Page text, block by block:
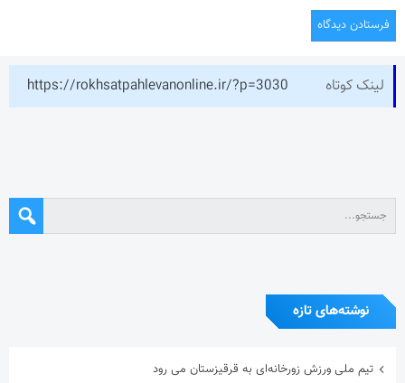
لینک کوتاه https://rokhsatpahlevanonline.ir/?p=3030
نوشته‌های تازه
تیم ملی ورزش زورخانه‌ای به قرقیزستان می رود